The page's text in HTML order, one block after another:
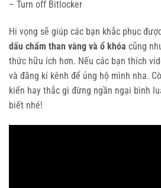
– Turn off Bitlocker
Hi vọng sẽ giúp các bạn khắc phục
dấu chấm than vàng và ổ khóa cũng
thức hữu ích hơn. Nếu các bạn thích
và đăng kí kênh để ủng hộ mình nha.
kiến hay thắc gì đừng ngần ngại bình
biết nhé!